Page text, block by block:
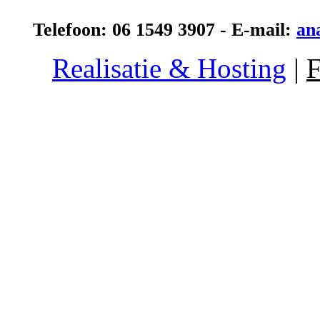
Telefoon: 06 1549 3907 - E-mail:
Realisatie & Hosting |